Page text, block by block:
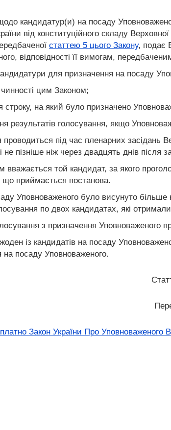
кандидатур(и) на посаду
від конституційного складу
статтею 5 цього Закону, подає
відповідності її вимогам,
для призначення на посаду
цим Законом;
строку, на який було призначено
результатів голосування, якщо
проводиться під час пленарних засідань
не пізніше ніж через двадцять днів
вважається той кандидат, за якого
що приймається постанова.
Уповноваженого було висунуто більше
по двох кандидатах, які отримали
з призначення Уповноваженого
із кандидатів на посаду
на посаду Уповноваженого.
Закон України Про